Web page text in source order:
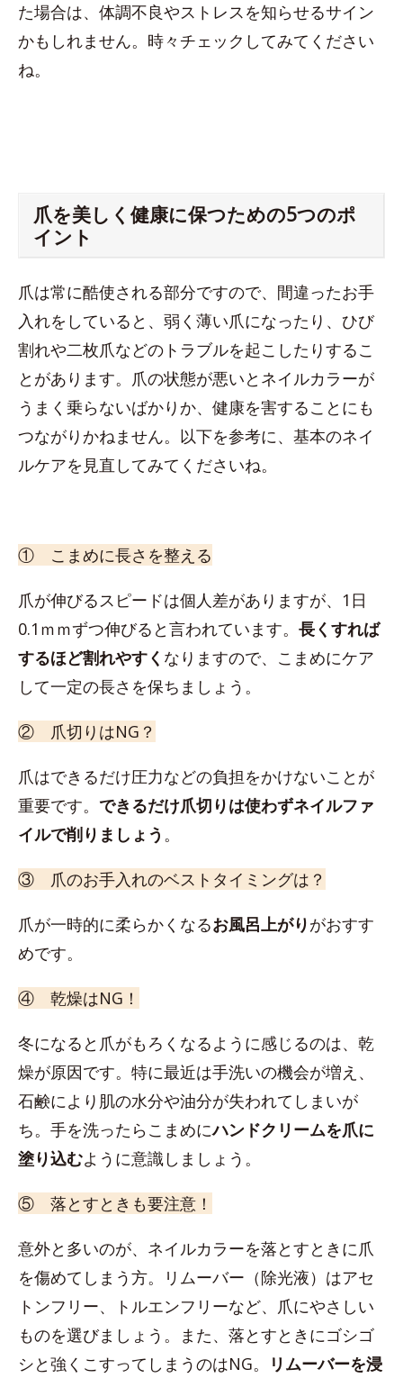
た場合は、体調不良やストレスを知らせるサイン
かもしれません。時々チェックしてみてください
ね。
爪を美しく健康に保つための5つのポ
イント
爪は常に酷使される部分ですので、間違ったお手
入れをしていると、弱く薄い爪になったり、ひび
割れや二枚爪などのトラブルを起こしたりするこ
とがあります。爪の状態が悪いとネイルカラーが
うまく乗らないばかりか、健康を害することにも
つながりかねません。以下を参考に、基本のネイ
ルケアを見直してみてくださいね。
① こまめに長さを整える
爪が伸びるスピードは個人差がありますが、1日
0.1ｍｍずつ伸びると言われています。 長くすれば
するほど割れやすく なりますので、こまめにケア
して一定の長さを保ちましょう。
② 爪切りはNG？
爪はできるだけ圧力などの負担をかけないことが
重要です。 できるだけ爪切りは使わずネイルファ
イルで削りましょう 。
③ 爪のお手入れのベストタイミングは？
爪が一時的に柔らかくなるお風呂上がりがおすす
めです。
④ 乾燥はNG！
冬になると爪がもろくなるように感じるのは、乾
燥が原因です。特に最近は手洗いの機会が増え、
石鹸により肌の水分や油分が失われてしまいが
ち。手を洗ったらこまめにハンドクリームを爪に
塗り込むように意識しましょう。
⑤ 落とすときも要注意！
意外と多いのが、ネイルカラーを落とすときに爪
を傷めてしまう方。リムーバー（除光液）はアセ
トンフリー、トルエンフリーなど、爪にやさしい
ものを選びましょう。また、落とすときにゴシゴ
シと強くこすってしまうのはNG。
リムーバーを浸